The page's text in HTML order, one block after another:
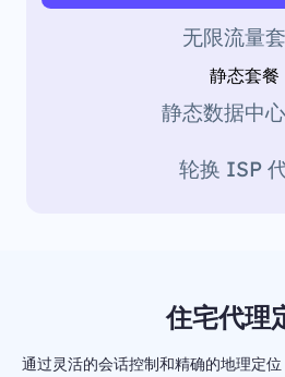
无限流量
静态套餐
静态数据中
轮换 ISP
住宅代理
通过灵活的会话控制和精确的地理定